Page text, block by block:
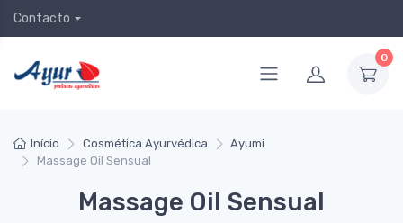
Contacto
0
Início Cosmética Ayurvédica
Ayumi
Massage Oil Sensual
Massage Oil Sensual